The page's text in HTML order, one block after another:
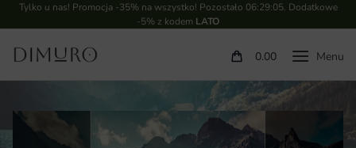
Tylko u nas! Promocja -35% na wszystko! Pozostało 06:29:04. Dodatkowe
-5% z kodem LATO
0.00